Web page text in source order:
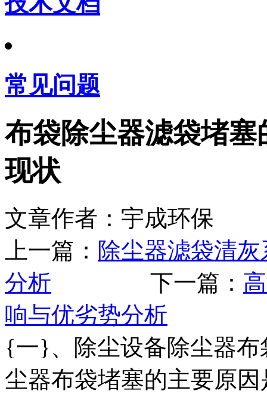
常见问题
布袋除尘器滤袋堵
现状
文章作者：宇成环保
上一篇： 除尘器滤袋清
分析 下一篇：
响与优劣势分析
{一}、除尘设备除尘器
尘器布袋堵塞的主要原